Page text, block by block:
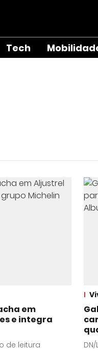
Tech
em
e integra
de leitura